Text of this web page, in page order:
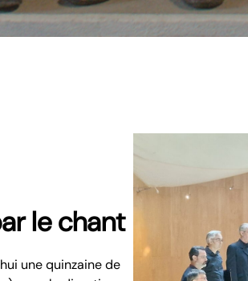
le chant
une quinzaine de